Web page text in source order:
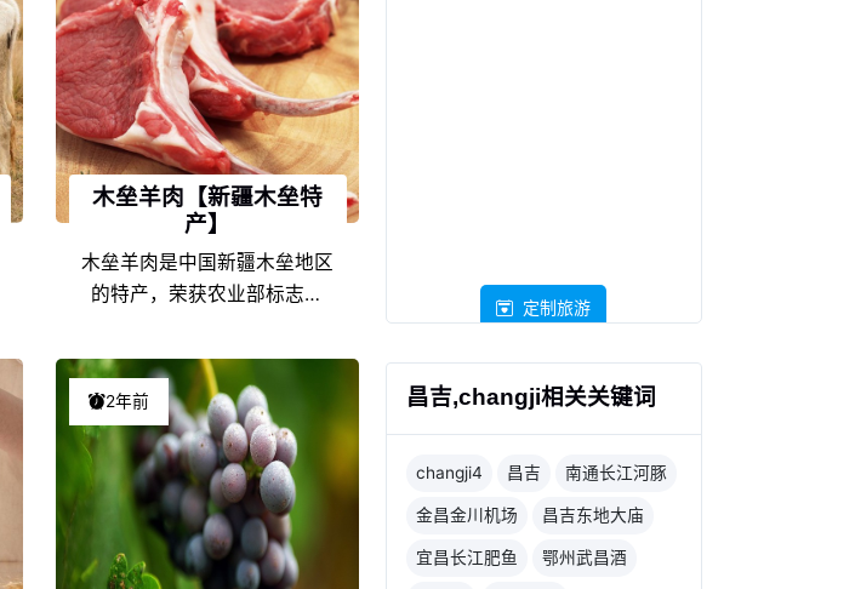
在新疆特产中独具一格，享誉
盛名，深受鲍鱼果爱好者们的
喜爱。
木垒羊肉【新疆木垒特
产】
木垒羊肉是中国新疆木垒地区
的特产，荣获农业部标志产
表性的特色产品之一，由于新
疆木垒的地理环境条件和饮食
文化的不同，以及地方风土人
情的差异，使得木垒羊肉在新
疆特产中独具一格，享誉盛
名，深受木垒羊肉爱好者们的
喜爱。
2年前
定制旅游
昌吉,changji相关关键词
changji4 昌吉 南通长江河豚
金昌金川机场 昌吉东地大庙
宜昌长江肥鱼 鄂州武昌酒